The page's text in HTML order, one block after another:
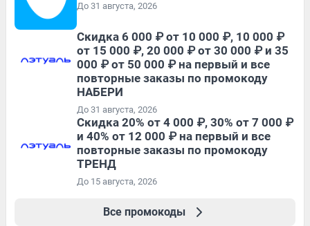
До 31 августа, 2026
Скидка 6 000 ₽ от 10 000 ₽, 10 000 ₽
от 15 000 ₽, 20 000 ₽ от 30 000 ₽ и 35
000 ₽ от 50 000 ₽ на первый и все
повторные заказы по промокоду
НАБЕРИ
До 31 августа, 2026
Скидка 20% от 4 000 ₽, 30% от 7 000 ₽
и 40% от 12 000 ₽ на первый и все
повторные заказы по промокоду
ТРЕНД
До 15 августа, 2026
Все промокоды